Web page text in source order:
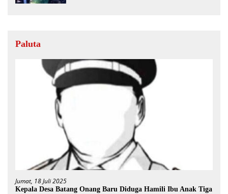
Paluta
Jumat, 18 Juli 2025
Kepala Desa Batang Onang Baru Diduga Hamili Ibu Anak Tiga